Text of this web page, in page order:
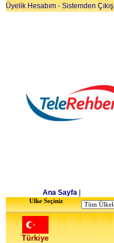
Üyelik Hesabım - Sistemden Çıkış
Ana Sayfa
Ulke Seçiniz
Türkiye